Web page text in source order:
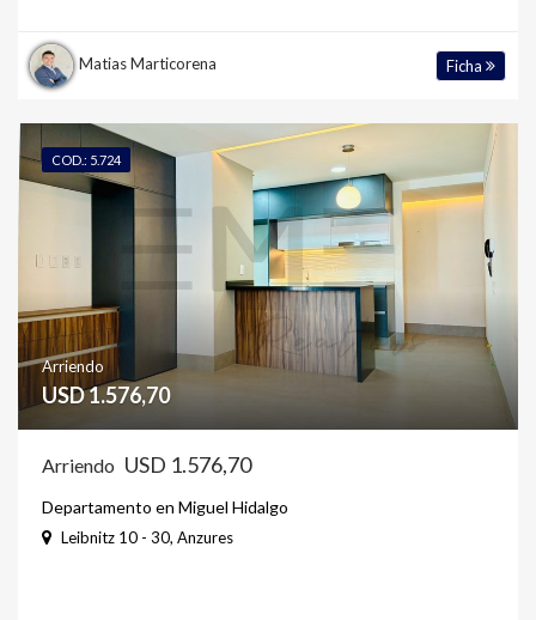
Matias Marticorena Ficha
COD.: 5.724
Arriendo
USD 1.576,70
Arriendo USD 1.576,70
Departamento en Miguel Hidalgo
Leibnitz 10 - 30, Anzures